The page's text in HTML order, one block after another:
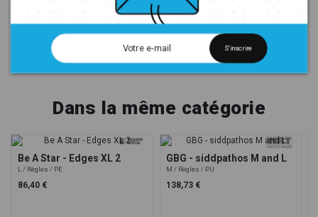
261,00 € 351,00 €
Dans la même catégorie
Be A Star - Edges XL 2
L Règles PE
86,40 €
GBG - siddpathos M and L
M Règles PU
138,73 €
S'inscrire